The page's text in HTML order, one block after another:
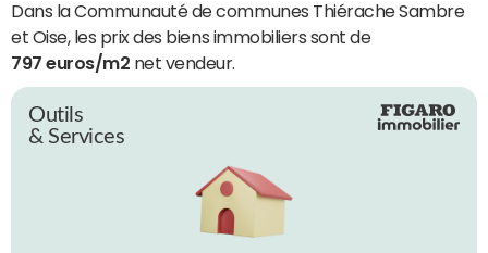
Dans la Communauté de communes Thiérache Sambre
et Oise, les prix des biens immobiliers sont de
797 euros/m2 net vendeur.
Outils
& Services